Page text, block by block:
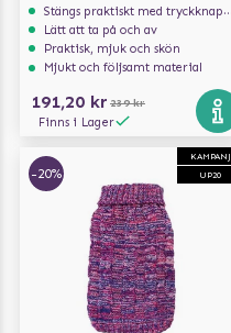
Stängs praktiskt med tryckknappar
Lätt att ta på och av
Praktisk, mjuk och skön
Mjukt och följsamt material
191,20 kr 239 kr
Finns i Lager
KAMPANJ
UP20
-20%